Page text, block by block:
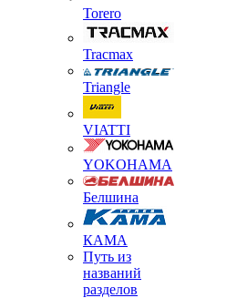
Torero
Tracmax
Triangle
VIATTI
YOKOHAMA
Белшина
КАМА
Путь из
названий
разделов